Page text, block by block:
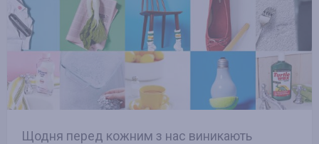
Щодня перед кожним з нас виникають